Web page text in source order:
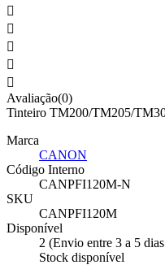





Avaliação(0)
Tinteiro TM200/TM205/
Marca
CANON
Código Interno
CANPFI120M-N
SKU
CANPFI120M
Disponível
2 (Envio entre 3 a 5
Stock disponível